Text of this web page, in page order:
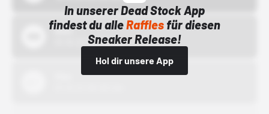
In unserer Dead Stock App
findest du alleRafflesfür diesen
Sneaker Release!
Hol dir unsere App
Bstn
01.10.22 00:00 Uhr